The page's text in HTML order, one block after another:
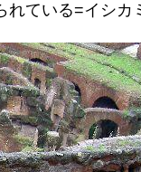
ている=イシカ